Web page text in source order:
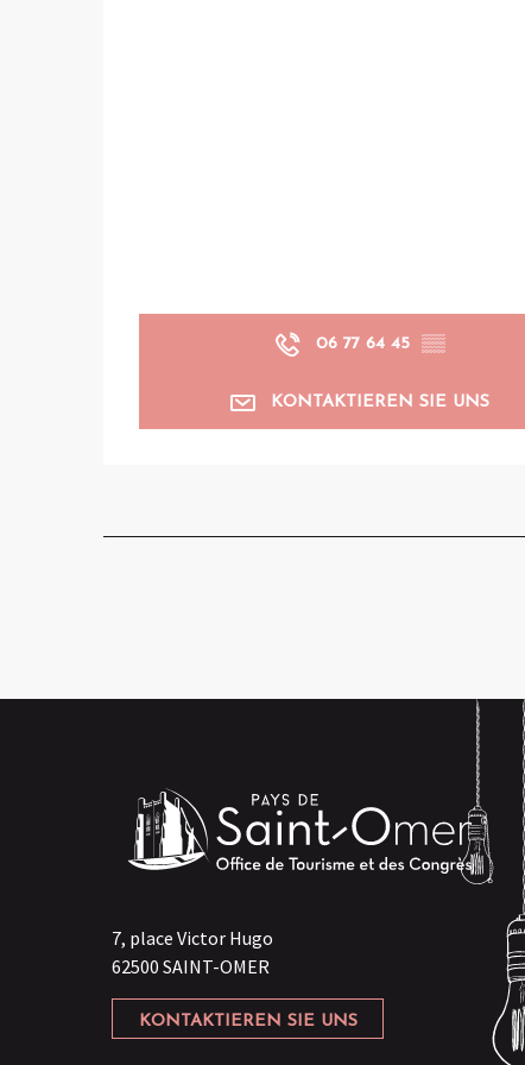
06 77 64 45 ▒▒
KONTAKTIEREN SIE UNS
7, place Victor Hugo
62500 SAINT-OMER
KONTAKTIEREN SIE UNS